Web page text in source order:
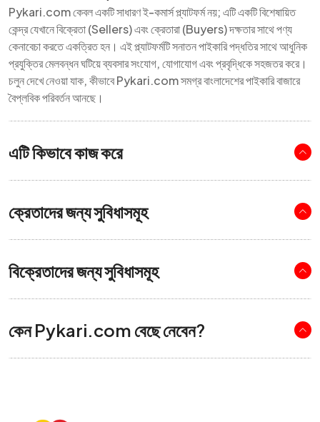
Pykari.com কেবল একটি সাধারণ ই-কমার্স প্ল্যাটফর্ম নয়; এটি একটি বিশেষায়িত
কেন্দ্র যেখানে বিক্রেতা (Sellers) এবং ক্রেতারা (Buyers) দক্ষতার সাথে পণ্য
কেনাবেচা করতে একত্রিত হন। এই প্ল্যাটফর্মটি সনাতন পাইকারি পদ্ধতির সাথে আধুনিক
প্রযুক্তির মেলবন্ধন ঘটিয়ে ব্যবসার সংযোগ, যোগাযোগ এবং প্রবৃদ্ধিকে সহজতর করে।
চলুন দেখে নেওয়া যাক, কীভাবে Pykari.com সমগ্র বাংলাদেশের পাইকারি বাজারে
বৈপ্লবিক পরিবর্তন আনছে।
এটি কিভাবে কাজ করে
ক্রেতাদের জন্য সুবিধাসমূহ
বিক্রেতাদের জন্য সুবিধাসমূহ
কেন Pykari.com বেছে নেবেন?